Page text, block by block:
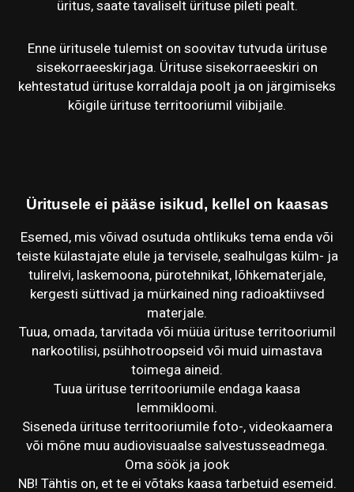
üritus, saate tavaliselt ürituse pileti pealt.
Enne üritusele tulemist on soovitav tutvuda ürituse
sisekorraeeskirjaga. Ürituse sisekorraeeskiri on
kehtestatud ürituse korraldaja poolt ja on järgimiseks
kõigile ürituse territooriumil viibijaile.
Üritusele ei pääse isikud, kellel on kaasas
Esemed, mis võivad osutuda ohtlikuks tema enda või
teiste külastajate elule ja tervisele, sealhulgas külm- ja
tulirelvi, laskemoona, pürotehnikat, lõhkematerjale,
kergesti süttivad ja mürkained ning radioaktiivsed
materjale.
Tuua, omada, tarvitada või müüa ürituse territooriumil
narkootilisi, psühhotroopseid või muid uimastava
toimega aineid.
Tuua ürituse territooriumile endaga kaasa
lemmikloomi.
Siseneda ürituse territooriumile foto-, videokaamera
või mõne muu audiovisuaalse salvestusseadmega.
Oma söök ja jook
NB! Tähtis on, et te ei võtaks kaasa tarbetuid esemeid.